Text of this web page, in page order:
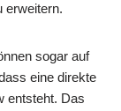
erweitern.
sogar auf
eine direkte
entsteht. Das